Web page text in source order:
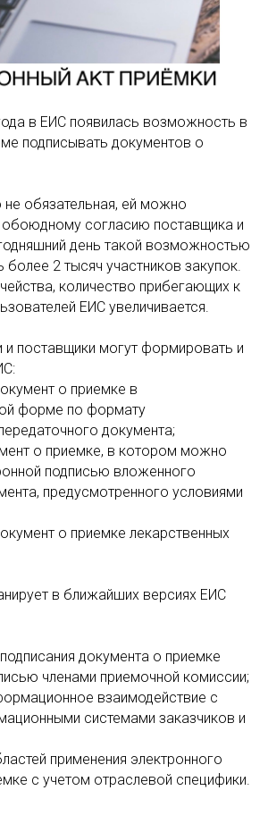
в ЕИС появилась возможность в
подписывать документов о
не обязательная, ей можно
обоюдному согласию поставщика и
день такой возможностью
более 2 тысяч участников закупок.
количество прибегающих к
ЕИС увеличивается.⠀
и поставщики могут формировать и
о приемке в
форме по формату
документа;
о приемке, в котором можно
подписью вложенного
предусмотренного условиями
о приемке лекарственных
в ближайших версиях ЕИС
документа о приемке
членами приемочной комиссии;
взаимодействие с
системами заказчиков и
применения электронного
с учетом отраслевой специфики.